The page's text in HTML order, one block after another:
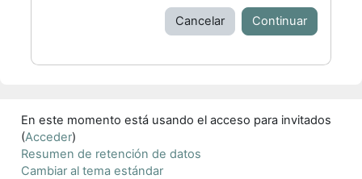
Cancelar Continuar
En este momento está usando el acceso para invitados
(Acceder)
Resumen de retención de datos
Cambiar al tema estándar